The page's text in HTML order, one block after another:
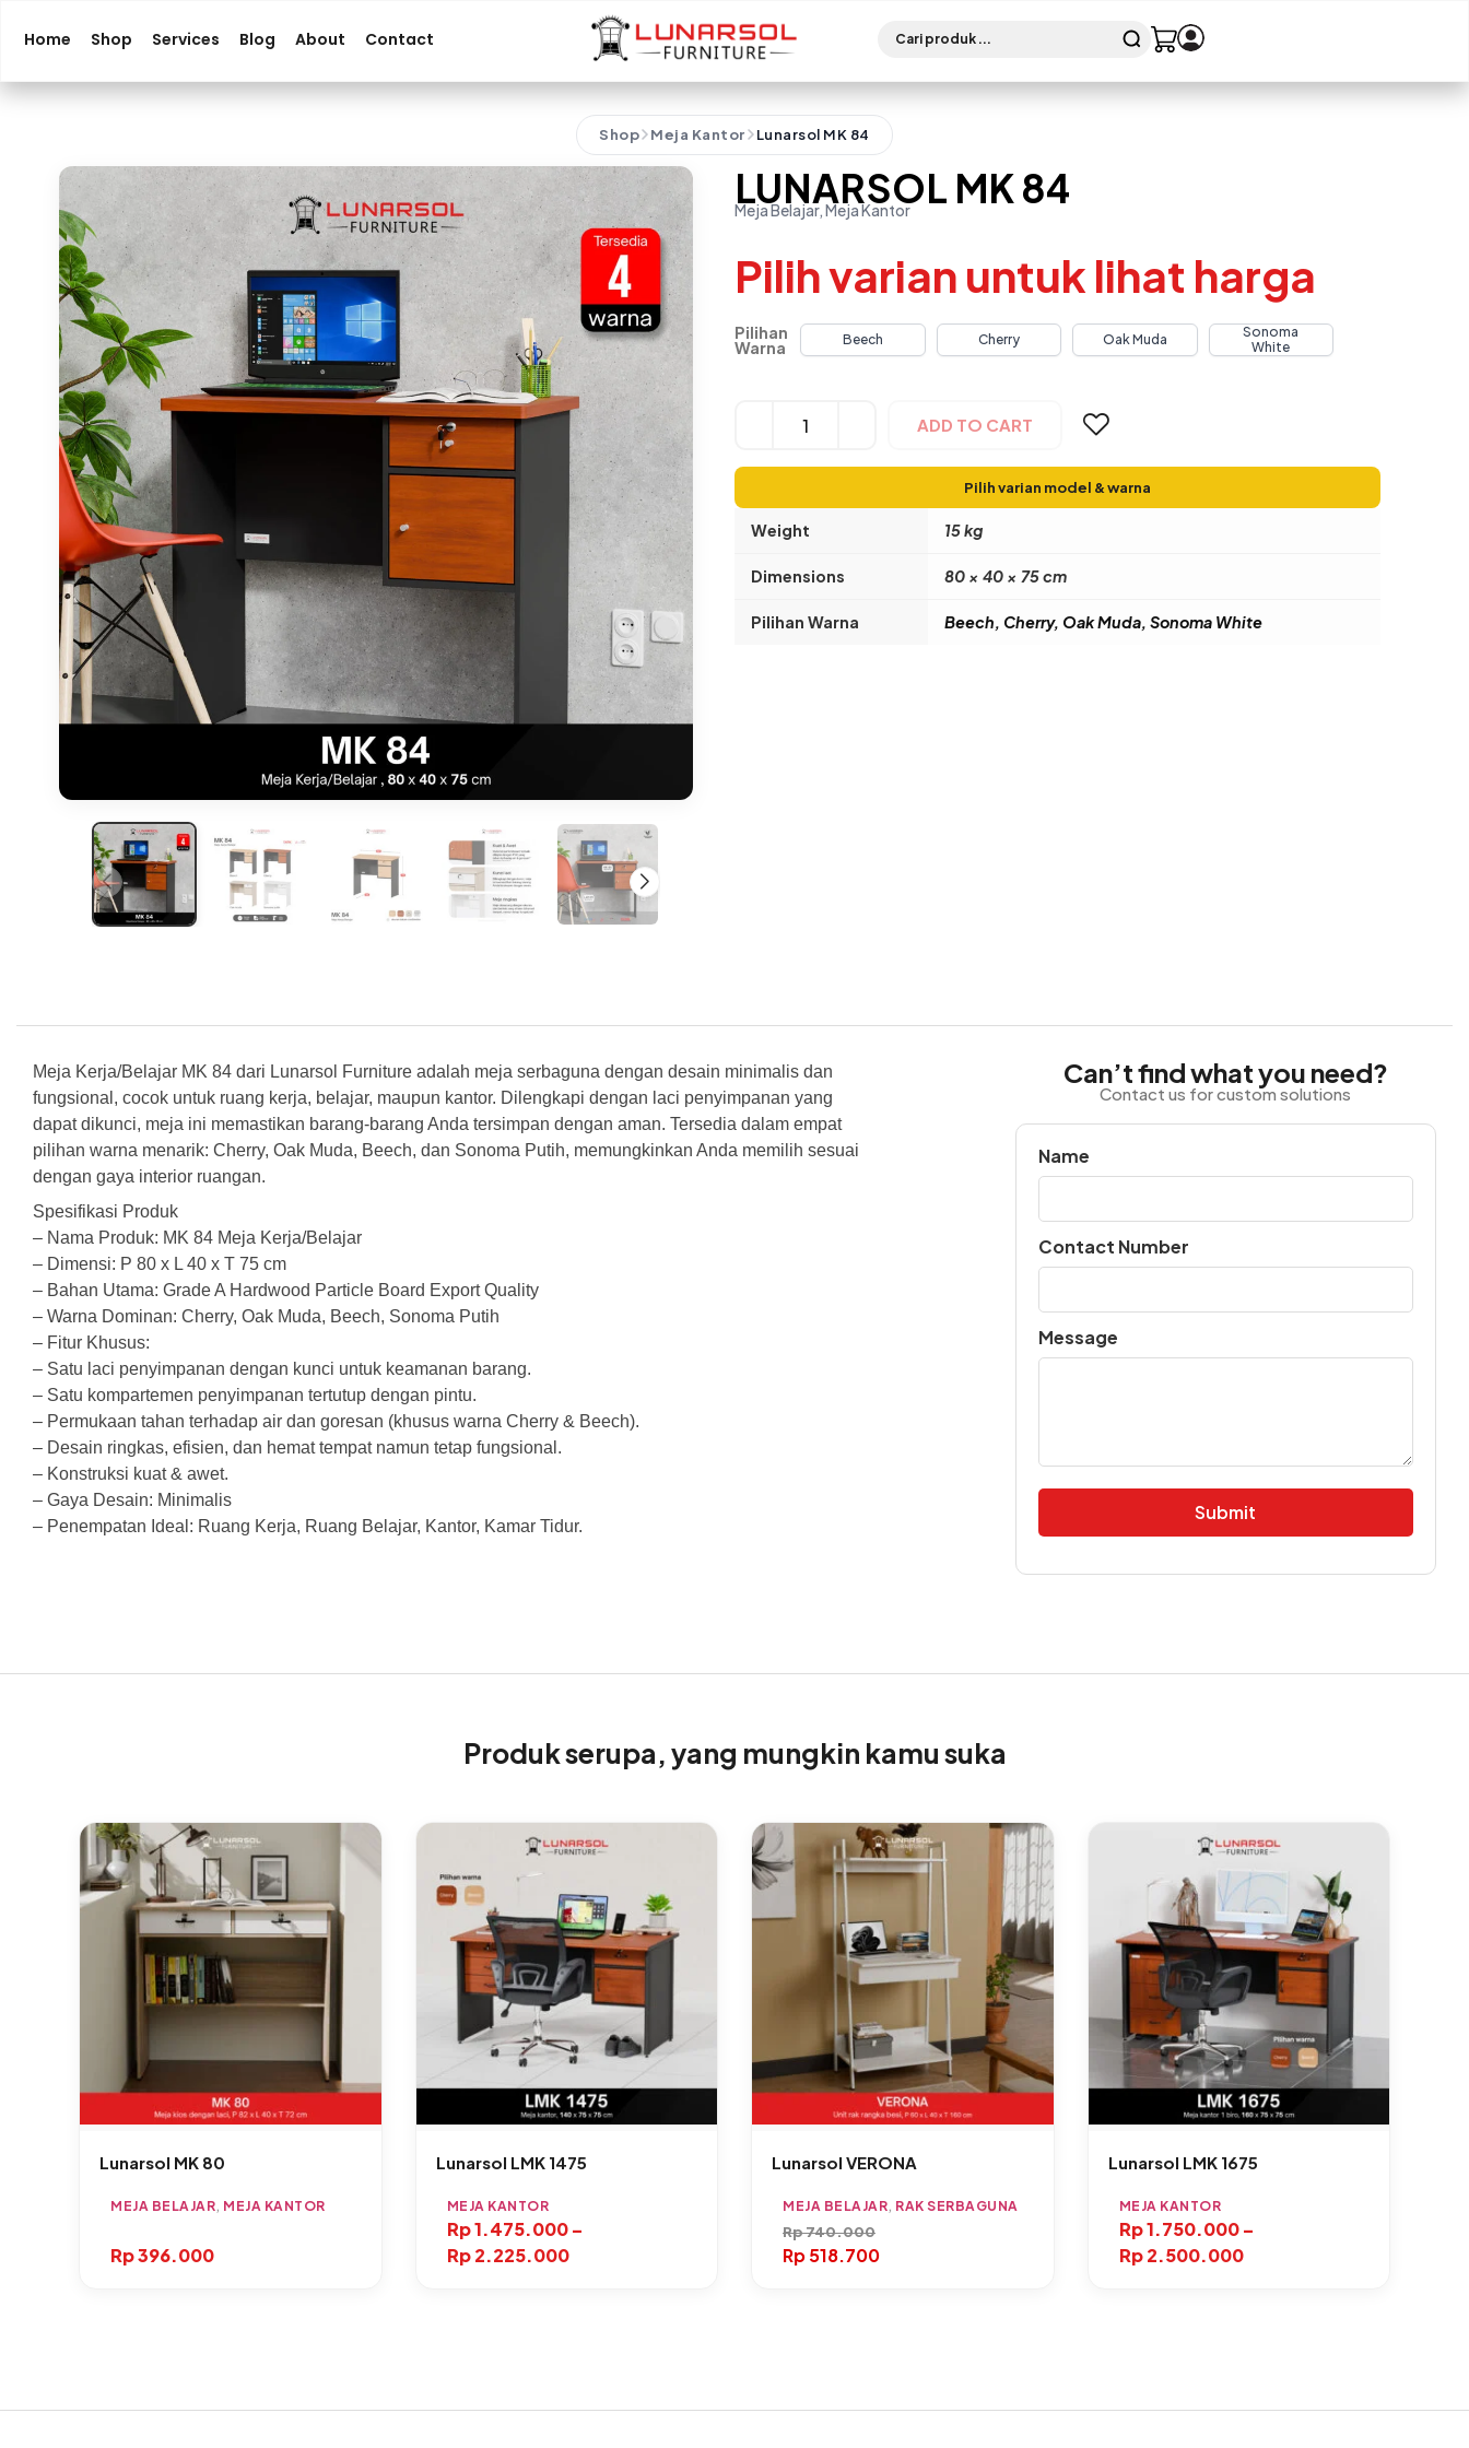
Home Shop Services Blog About Contact
Shop Meja Kantor Lunarsol MK 84
LUNARSOL MK 84
Meja Belajar, Meja Kantor
Pilih varian untuk lihat harga
Pilihan
Warna Beech Cherry Oak Muda
Sonoma
White
ADD TO CART
Alternative:
Pilih varian model & warna
Weight 15 kg
Dimensions 80 × 40 × 75 cm
Pilihan Warna Beech, Cherry, Oak Muda, Sonoma White
Meja Kerja/Belajar MK 84 dari Lunarsol Furniture adalah meja serbaguna dengan desain minimalis dan
fungsional, cocok untuk ruang kerja, belajar, maupun kantor. Dilengkapi dengan laci penyimpanan yang
dapat dikunci, meja ini memastikan barang-barang Anda tersimpan dengan aman. Tersedia dalam empat
pilihan warna menarik: Cherry, Oak Muda, Beech, dan Sonoma Putih, memungkinkan Anda memilih sesuai
dengan gaya interior ruangan.
Spesifikasi Produk
– Nama Produk: MK 84 Meja Kerja/Belajar
– Dimensi: P 80 x L 40 x T 75 cm
– Bahan Utama: Grade A Hardwood Particle Board Export Quality
– Warna Dominan: Cherry, Oak Muda, Beech, Sonoma Putih
– Fitur Khusus:
– Satu laci penyimpanan dengan kunci untuk keamanan barang.
– Satu kompartemen penyimpanan tertutup dengan pintu.
– Permukaan tahan terhadap air dan goresan (khusus warna Cherry & Beech).
– Desain ringkas, efisien, dan hemat tempat namun tetap fungsional.
– Konstruksi kuat & awet.
– Gaya Desain: Minimalis
– Penempatan Ideal: Ruang Kerja, Ruang Belajar, Kantor, Kamar Tidur.
Can’t find what you need?
Contact us for custom solutions
Name
Contact Number
Message
Produk serupa, yang mungkin kamu suka
Lunarsol MK 80
MEJA BELAJAR, MEJA KANTOR
Rp396.000
Lunarsol LMK 1475
MEJA KANTOR
Rp1.475.000 –
Rp2.225.000
Lunarsol VERONA
MEJA BELAJAR, RAK SERBAGUNA
Rp740.000
Rp518.700
Lunarsol LMK 1675
MEJA KANTOR
Rp1.750.000 –
Rp2.500.000